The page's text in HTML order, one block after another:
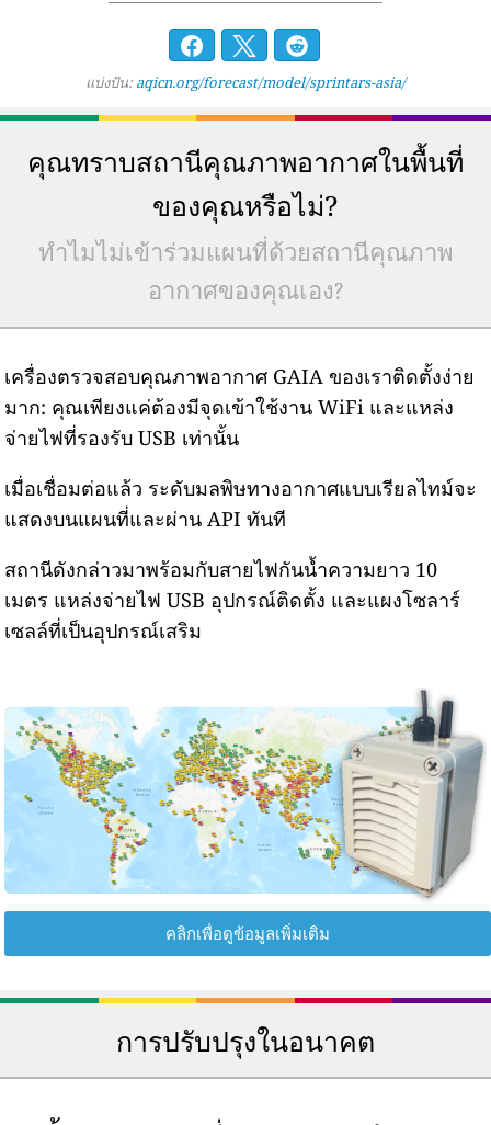
แบ่งปัน: aqicn.org/forecast/model/sprintars-asia/
คุณทราบสถานีคุณภาพอากาศในพื้นที่
ของคุณหรือไม่?
ทำไมไม่เข้าร่วมแผนที่ด้วยสถานีคุณภาพ
อากาศของคุณเอง?
เครื่องตรวจสอบคุณภาพอากาศ GAIA ของเราติดตั้งง่าย
มาก: คุณเพียงแค่ต้องมีจุดเข้าใช้งาน WiFi และแหล่ง
จ่ายไฟที่รองรับ USB เท่านั้น
เมื่อเชื่อมต่อแล้ว ระดับมลพิษทางอากาศแบบเรียลไทม์จะ
แสดงบนแผนที่และผ่าน API ทันที
สถานีดังกล่าวมาพร้อมกับสายไฟกันน้ำความยาว 10
เมตร แหล่งจ่ายไฟ USB อุปกรณ์ติดตั้ง และแผงโซลาร์
เซลล์ที่เป็นอุปกรณ์เสริม
คลิกเพื่อดูข้อมูลเพิ่มเติม
การปรับปรุงในอนาคต